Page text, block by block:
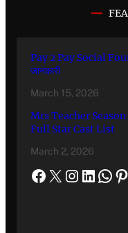
Pay 2 Pay Social
जानकारी
March 15, 2026
Mrs Teacher
Full Star Cast List
March 2, 2026